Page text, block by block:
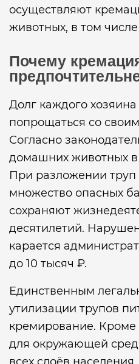
осуществляют
животных, в том
Почему
Долг каждого хозяина
попрощаться со
Согласно
домашних животных
При разложении
множество опасных
сохраняют
десятилетий.
карается
до 10 тысяч ₽.
Единственным
утилизации трупов
кремирование. Кроме
для окружающей